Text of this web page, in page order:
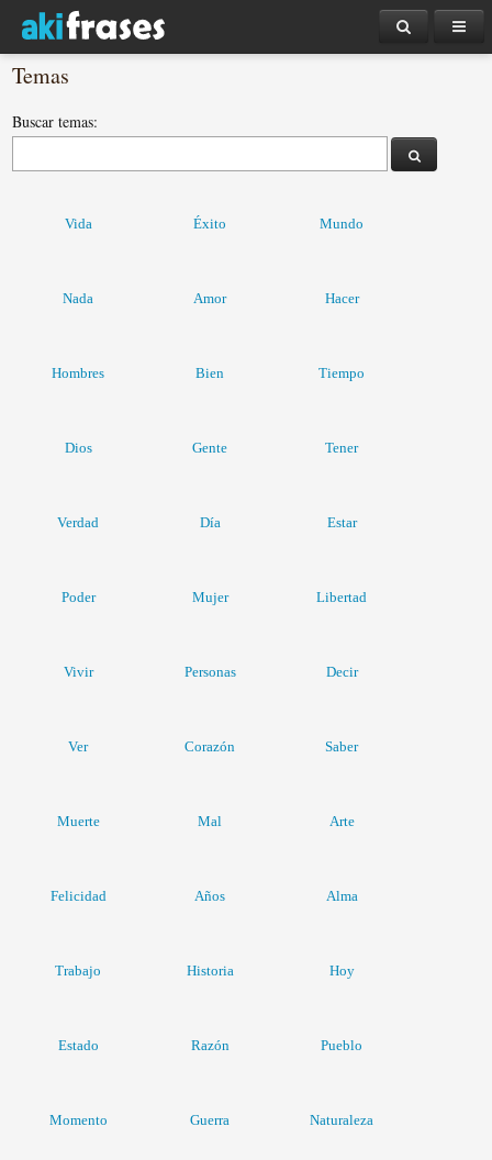
Temas
Buscar temas:
Vida Éxito Mundo
Nada Amor Hacer
Hombres Bien Tiempo
Dios Gente Tener
Verdad Día Estar
Poder Mujer Libertad
Vivir Personas Decir
Ver Corazón Saber
Muerte Mal Arte
Felicidad Años Alma
Trabajo Historia Hoy
Estado Razón Pueblo
Momento Guerra Naturaleza